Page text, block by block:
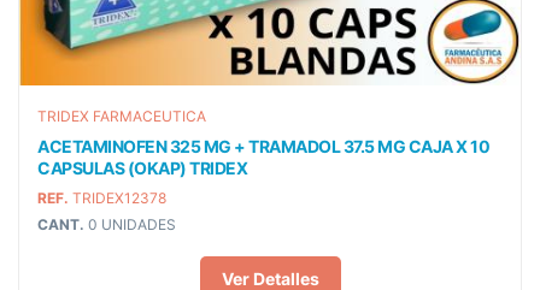
TRIDEX FARMACEUTICA
ACETAMINOFEN 325 MG + TRAMADOL 37.5 MG CAJA X 10
CAPSULAS (OKAP) TRIDEX
REF. TRIDEX12378
CANT. 0 UNIDADES
Ver Detalles